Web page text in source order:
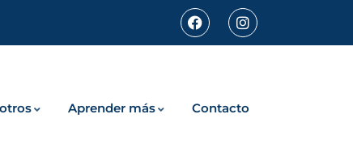
Aprender más Contacto